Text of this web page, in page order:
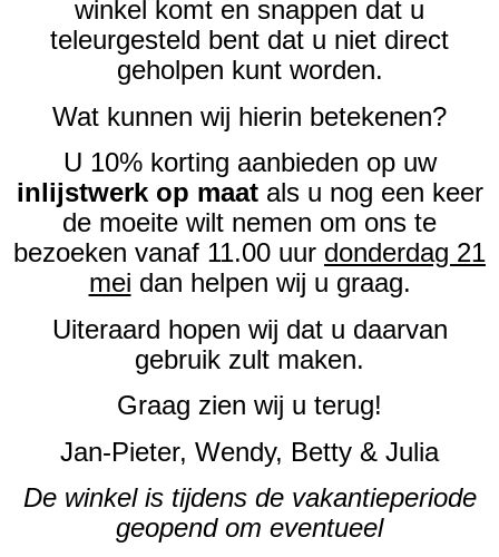
winkel komt en snappen dat u
teleurgesteld bent dat u niet direct
geholpen kunt worden.
Wat kunnen wij hierin betekenen?
U 10% korting aanbieden op uw
inlijstwerk op maatals u nog een keer
de moeite wilt nemen om ons te
bezoeken vanaf 11.00 uur donderdag 21
mei dan helpen wij u graag.
Uiteraard hopen wij dat u daarvan
gebruik zult maken.
Graag zien wij u terug!
Jan-Pieter, Wendy, Betty & Julia
De winkel is tijdens de vakantieperiode
geopend om eventueel